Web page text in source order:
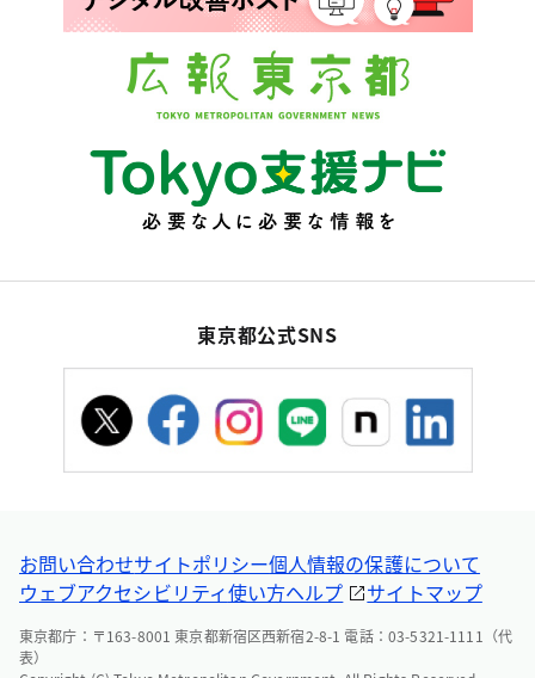
東京都公式SNS
お問い合わせサイトポリシー個人情報の保護について
ウェブアクセシビリティ使い方ヘルプ サイトマップ
東京都庁：〒163-8001 東京都新宿区西新宿2-8-1 電話：03-5321-1111（代
表）